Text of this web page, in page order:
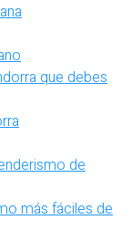
que debes
de
más fáciles de